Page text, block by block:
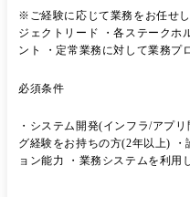
※ご経験に応じて業務をお任せ
ジェクトリード ・各ステークホ
ント ・定常業務に対して業務プ
進捗管理、スケジュール管理 ・
トスーパーシステム運営に関わ
ガバンク様/ITコンサルティング
移行プロジェクト ●大手証券企
必須条件
・システム開発(インフラ/アプ
グ経験をお持ちの方(2年以上)
ョン能力 ・業務システムを利用